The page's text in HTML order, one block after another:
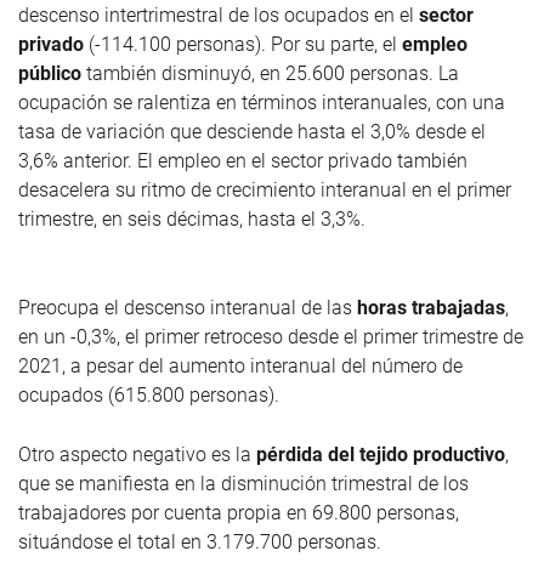
descenso intertrimestral de los ocupados en el sector
privado (-114.100 personas). Por su parte, el empleo
público también disminuyó, en 25.600 personas. La
ocupación se ralentiza en términos interanuales, con una
tasa de variación que desciende hasta el 3,0% desde el
3,6% anterior. El empleo en el sector privado también
desacelera su ritmo de crecimiento interanual en el primer
trimestre, en seis décimas, hasta el 3,3%.
Preocupa el descenso interanual de las horas trabajadas,
en un -0,3%, el primer retroceso desde el primer trimestre de
2021, a pesar del aumento interanual del número de
ocupados (615.800 personas).
Otro aspecto negativo es la pérdida del tejido productivo,
que se manifiesta en la disminución trimestral de los
trabajadores por cuenta propia en 69.800 personas,
situándose el total en 3.179.700 personas.